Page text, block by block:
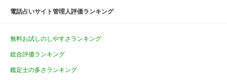
電話占いサイト管理人評価ランキング
無料お試しのしやすさランキング
総合評価ランキング
鑑定士の多さランキング